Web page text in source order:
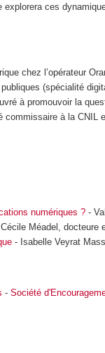
ces
chez l’opérateur
(spécialité
à promouvoir la
à la
numériques ?-
Méadel, docteure
- Isabelle Veyrat
-Société